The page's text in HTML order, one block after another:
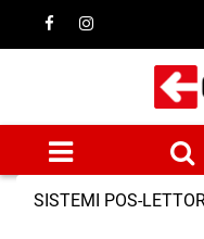
Open menu
SISTEMI POS-